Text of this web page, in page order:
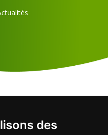
des
les Papas !